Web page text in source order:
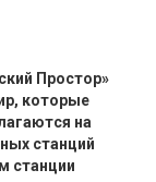
Простор»
которые
на
станций
станции